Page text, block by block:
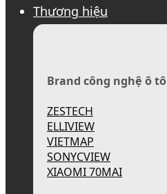
Thương hiệu
Brand công nghệ ô tô
ZESTECH
ELLIVIEW
VIETMAP
SONYCVIEW
XIAOMI 70MAI